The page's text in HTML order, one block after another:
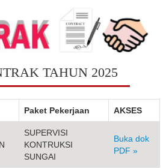
& Keuangan
Formulir
Kontak
TAHUN 2025
Paket Pekerjaan AKSES
SUPERVISI
KONTRUKSI
SUNGAI
Buka dok
PDF »